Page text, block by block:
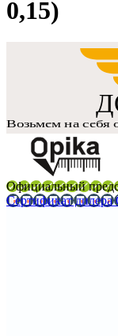
0,15)
Официальный
Сертификат дилера